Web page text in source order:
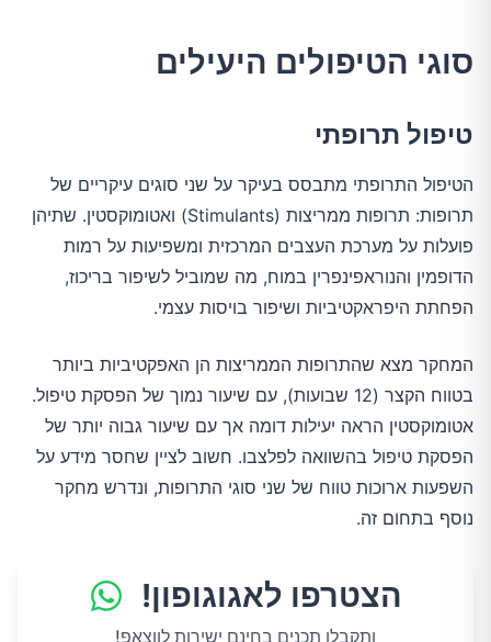
סוגי הטיפולים היעילים
טיפול תרופתי
הפחתת היפראקטיביות ושיפור בויסות עצמי.
נוסף בתחום זה.
הצטרפו לאגוגופון!
ותקבלו תכנים בחינם ישירות לווצאפ!